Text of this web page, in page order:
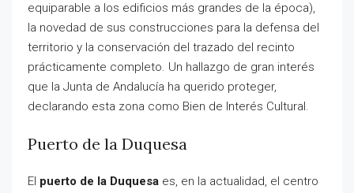
equiparable a los edificios más grandes de la época),
la novedad de sus construcciones para la defensa del
territorio y la conservación del trazado del recinto
prácticamente completo. Un hallazgo de gran interés
que la Junta de Andalucía ha querido proteger,
declarando esta zona como Bien de Interés Cultural.
Puerto de la Duquesa
El puerto de la Duquesa es, en la actualidad, el centro